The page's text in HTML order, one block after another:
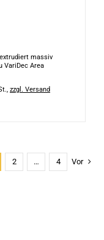
massiv
VariDec Area
, zzgl. Versand
2 … 4 Vor